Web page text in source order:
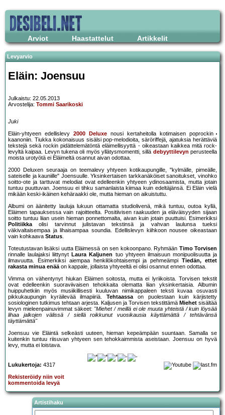
Arviot Haastattelut Artikkelit
Levyarvio
Eläin: Joensuu
Julkaistu: 22.05.2013
Arvostelija: Tommi Saarikoski
Juki
Eläin-yhtyeen edellislevy 2000 Deluxe nousi kertaheitolla kotimaisen poprockin
kaanoniin. Tiukka kokonaisuus sisälsi pop-melodioita, säröriffejä, ajatuksia herättäviä
tekstejä sekä rockin pidättelemätöntä eläimellisyyttä - oikeastaan kaikkea mitä rock-
levyltä kaipaa. Levyn tukena oli myös yllätysmomentti, sillä debyyttilevyn perusteella
moista urotyötä ei Eläimeltä osannut aivan odottaa.
2000 Deluxen seuraaja on teemalevy yhtyeen kotikaupungille, "kylmälle, pimeälle,
sateiselle ja kauniille" Joensuulle. Yksinkertaisen tarkkanäköiset sanoitukset, vinohko
soitto-ote ja tarttuvat melodiat ovat edelleenkin yhtyeen ydinosaamista, mutta jotain
tuntuu puuttuvan. Joensuu ei tihku samanlaista kiimaa kuin edeltäjänsä. Ei Eläin vielä
mikään keski-ikäinen kehäraakki ole, mutta hieman on aikuistuttu.
Albumi on äänitetty lauluja lukuun ottamatta studiolivenä, mikä tuntuu, outoa kyllä,
Eläimen tapauksessa vain rajoitteelta. Positiivisen raakuuden ja eläväisyyden sijaan
soitto tuntuu liian usein hieman ponnettomalta, aivan kuin jotain puuttuisi. Esimerkiksi
Politiikkaolisi tarvinnut julistavan tekstinsä ja vahvan laulunsa tueksi
väkivaltaisempaa ja lihaisampaa soundia. Edellislevyn kiihkoon nousee oikeastaan
vain kohkaava Status.
Toteutustavan lisäksi uutta Eläimessä on sen kokoonpano. Ryhmään Timo Torvisen
rinnalle laulajaksi liittynyt Laura Kaljunen tuo yhtyeen ilmaisuun monipuolisuutta ja
ilmavuutta. Esimerkiksi aiempaa henkilökohtaisempi ja pehmeämpiTiedän, ettet
rakasta minua enääon kappale, jollaista yhtyeeltä ei olisi osannut ennen odottaa.
Vimma on vähentynyt hiukan Eläimen soitosta, mutta ei lyriikoista. Torvisen tekstit
ovat edelleenkin suoraviivaisen tehokkaita olematta liian yksinkertaisia. Albumin
huippuhetkiin myös musiikillisesti kuuluvan nimikappaleen teksti kuvaa osuvasti
pikkukaupungin kyräilevää ilmapiiriä.Tehtaassaon puolestaan kuin kärjistetty
sosiologinen tutkimus tehtaan arjesta. Kaljusen ja Torvisen tekstittämä Miehet sisältää
levyn mieleenpainuvimmat säkeet: "Miehet / meillä ei ole muuta yhteistä / kuin löysää
lihaa jalkojen välissä / siellä roikkunut vuosikausia käyttämättä / tehtävänsä
täyttämättä"
Joensuu vie Eläintä selkeästi uuteen, hieman kepeämpään suuntaan. Samalla se
kuitenkin tuntuu riisuvan yhtyeen sen tehokkaimmista aseistaan. Joensuu on hyvä
levy, mutta ei loistava.
Lukukertoja: 4317
Rekisteröidy niin voit
kommentoida levyä
Artistihaku